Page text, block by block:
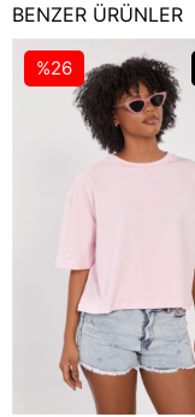
BENZER ÜRÜNLER
%26